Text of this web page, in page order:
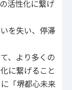
活性化に繋げ
を失い、停滞
、より多くの
に繋げること
「堺都心未来